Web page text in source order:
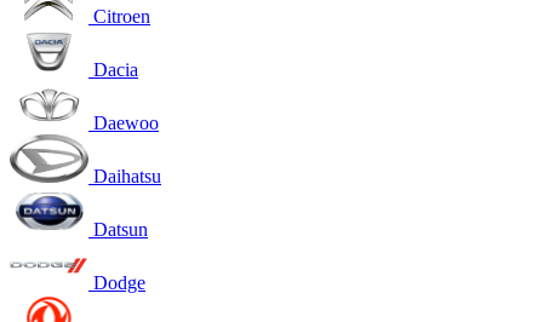
Citroen
Dacia
Daewoo
Daihatsu
Datsun
Dodge